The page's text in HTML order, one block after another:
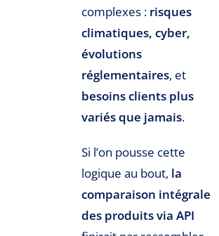
complexes : risques
climatiques, cyber,
évolutions
réglementaires, et
besoins clients plus
variés que jamais.
Si l’on pousse cette
logique au bout, la
comparaison intégrale
des produits via API